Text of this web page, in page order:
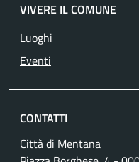
VIVERE IL COMUNE
Luoghi
Eventi
CONTATTI
Città di Mentana